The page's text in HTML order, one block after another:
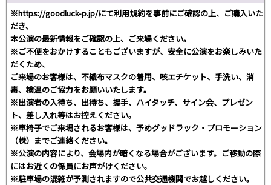
※https://goodluck-p.jp/にて利用規約を事前にご確認の上、ご購入いた
だき、
本公演の最新情報をご確認の上、ご来場ください。
※ご不便をおかけすることもございますが、安全に公演をお楽しみいた
だくため、
ご来場のお客様は、不織布マスクの着用、咳エチケット、手洗い、消
毒、検温のご協力をお願いいたします。
※出演者の入待ち、出待ち、握手、ハイタッチ、サイン会、プレゼン
ト、差し入れ等はお控えください。
※車椅子でご来場されるお客様は、予めグッドラック・プロモーション
（株）までご連絡ください。
※公演の内容により、会場内が暗くなる場合がございます。ご移動の際
にはお近くの係員にお声がけください。
※駐車場の混雑が予測されますので公共交通機関でお越しください。